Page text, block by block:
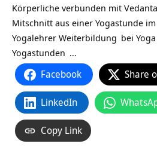
Körperliche verbunden mit
Mitschnitt aus einer Yogastunde
Yogalehrer Weiterbildung bei
Yogastunden …
Facebook Share
LinkedIn
Copy Link